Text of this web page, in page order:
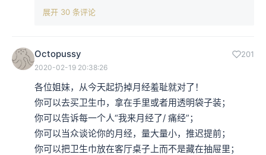
展开 30 条评论
Octopussy 201
2020-02-19 20:38:26
各位姐妹，从今天起扔掉月经羞耻就对了！
你可以去买卫生巾，拿在手里或者用透明袋子装；
你可以告诉每一个人“我来月经了/ 痛经”；
你可以当众谈论你的月经，量大量小，推迟提前；
你可以把卫生巾放在客厅桌子上而不是藏在抽屉里；